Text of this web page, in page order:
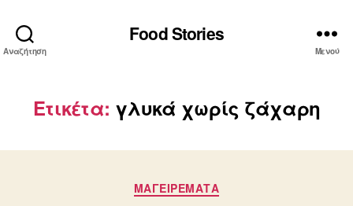
Αναζήτηση
Food Stories
Μενού
Ετικέτα: γλυκά χωρίς ζάχαρη
Κατηγορίες
ΜΑΓΕΙΡΕΜΑΤΑ